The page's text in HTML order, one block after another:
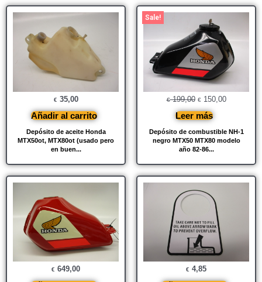
Depósito de aceite Honda
MTX50ot, MTX80ot (usado pero
en buen...
€ 35,00
Añadir al carrito
Sale!
Depósito de combustible NH-1
negro MTX50 MTX80 modelo
año 82-86...
€199,00
El
precio
original
era:
€ 199,00.
€150,00
El
es:
€ 150,00.
Leer más
€ 649,00 € 4,85